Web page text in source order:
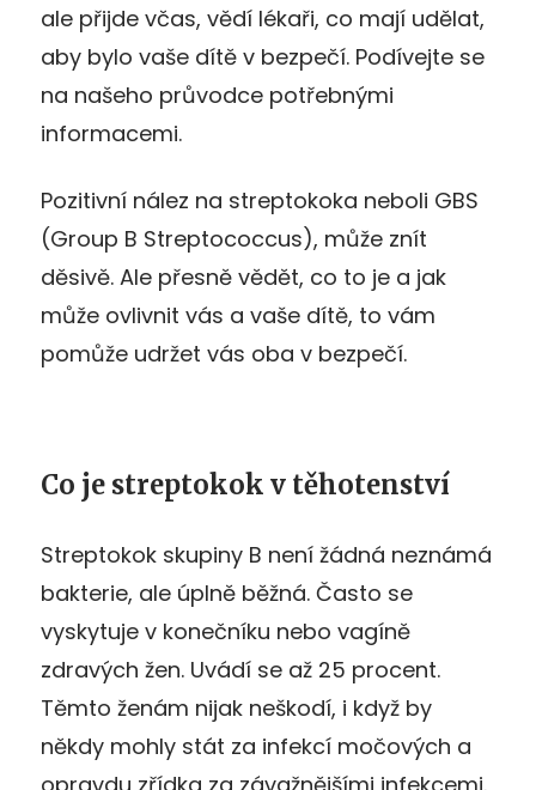
ale přijde včas, vědí lékaři, co mají udělat,
aby bylo vaše dítě v bezpečí. Podívejte se
na našeho průvodce potřebnými
informacemi.
Pozitivní nález na streptokoka neboli GBS
(Group B Streptococcus), může znít
děsivě. Ale přesně vědět, co to je a jak
může ovlivnit vás a vaše dítě, to vám
pomůže udržet vás oba v bezpečí.
Co je streptokok v těhotenství
Streptokok skupiny B není žádná neznámá
bakterie, ale úplně běžná. Často se
vyskytuje v konečníku nebo vagíně
zdravých žen. Uvádí se až 25 procent.
Těmto ženám nijak neškodí, i když by
někdy mohly stát za infekcí močových a